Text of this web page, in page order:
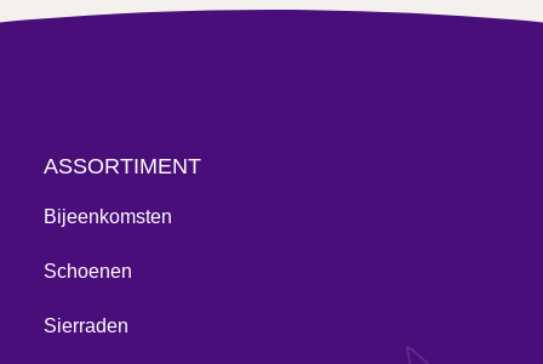
ASSORTIMENT
Bijeenkomsten
Schoenen
Sierraden